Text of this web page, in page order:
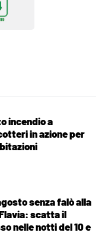
incendio a
in azione per
senza falò alla
scatta il
nelle notti del 10 e